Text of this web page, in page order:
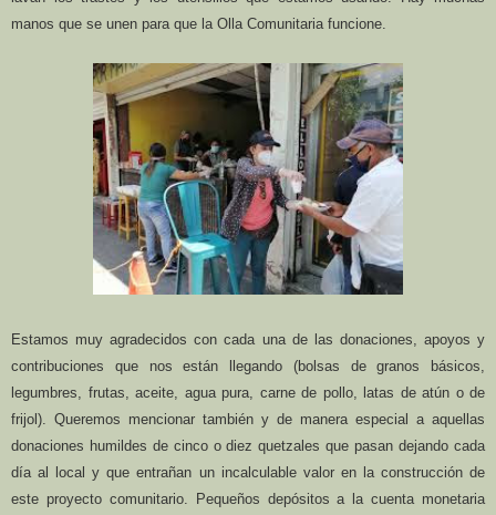
manos que se unen para que la Olla Comunitaria funcione.
Estamos muy agradecidos con cada una de las donaciones, apoyos y
contribuciones que nos están llegando (bolsas de granos básicos,
legumbres, frutas, aceite, agua pura, carne de pollo, latas de atún o de
frijol). Queremos mencionar también y de manera especial a aquellas
donaciones humildes de cinco o diez quetzales que pasan dejando cada
día al local y que entrañan un incalculable valor en la construcción de
este proyecto comunitario. Pequeños depósitos a la cuenta monetaria